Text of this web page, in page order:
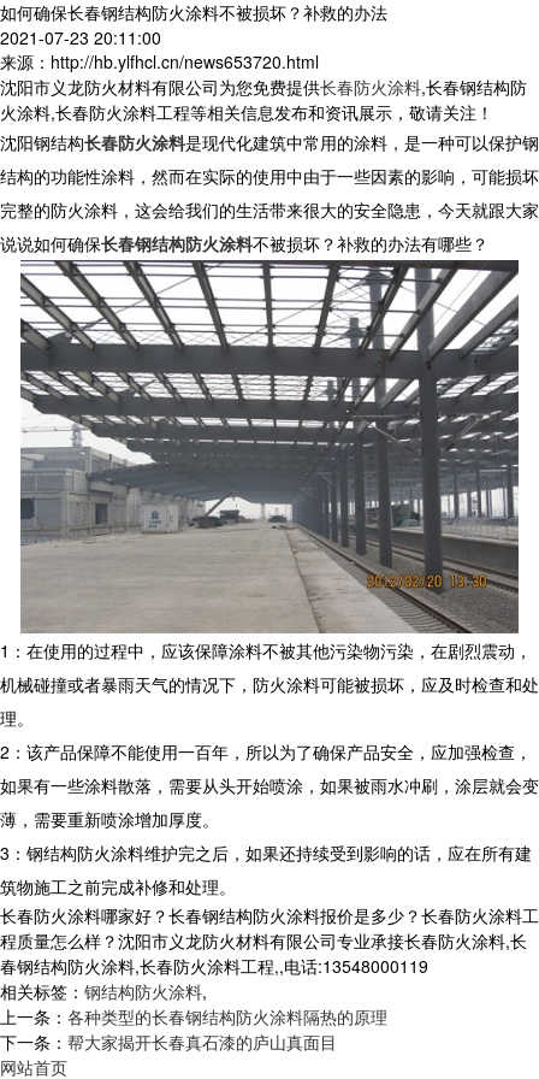
如何确保长春钢结构防火涂料不被损坏？补救的办法
2021-07-23 20:11:00
来源：http://hb.ylfhcl.cn/news653720.html
沈阳市义龙防火材料有限公司为您免费提供长春防火涂料,长春钢结构防
火涂料,长春防火涂料工程等相关信息发布和资讯展示，敬请关注！
沈阳钢结构长春防火涂料是现代化建筑中常用的涂料，是一种可以保护钢
结构的功能性涂料，然而在实际的使用中由于一些因素的影响，可能损坏
完整的防火涂料，这会给我们的生活带来很大的安全隐患，今天就跟大家
说说如何确保长春钢结构防火涂料不被损坏？补救的办法有哪些？
1：在使用的过程中，应该保障涂料不被其他污染物污染，在剧烈震动，
机械碰撞或者暴雨天气的情况下，防火涂料可能被损坏，应及时检查和处
理。
2：该产品保障不能使用一百年，所以为了确保产品安全，应加强检查，
如果有一些涂料散落，需要从头开始喷涂，如果被雨水冲刷，涂层就会变
薄，需要重新喷涂增加厚度。
3：钢结构防火涂料维护完之后，如果还持续受到影响的话，应在所有建
筑物施工之前完成补修和处理。
长春防火涂料哪家好？长春钢结构防火涂料报价是多少？长春防火涂料工
程质量怎么样？沈阳市义龙防火材料有限公司专业承接长春防火涂料,长
春钢结构防火涂料,长春防火涂料工程,,电话:13548000119
相关标签： 钢结构防火涂料,
上一条： 各种类型的长春钢结构防火涂料隔热的原理
下一条： 帮大家揭开长春真石漆的庐山真面目
网站首页